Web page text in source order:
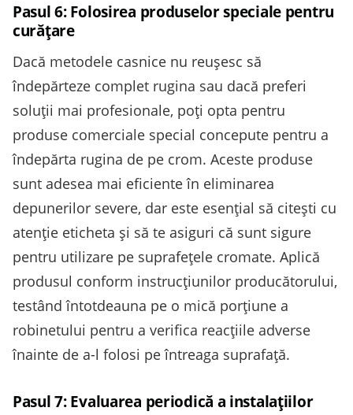
Pasul 6: Folosirea produselor speciale pentru
curățare
Dacă metodele casnice nu reușesc să
îndepărteze complet rugina sau dacă preferi
soluții mai profesionale, poți opta pentru
produse comerciale special concepute pentru a
îndepărta rugina de pe crom. Aceste produse
sunt adesea mai eficiente în eliminarea
depunerilor severe, dar este esențial să citești cu
atenție eticheta și să te asiguri că sunt sigure
pentru utilizare pe suprafețele cromate. Aplică
produsul conform instrucțiunilor producătorului,
testând întotdeauna pe o mică porțiune a
robinetului pentru a verifica reacțiile adverse
înainte de a-l folosi pe întreaga suprafață.
Pasul 7: Evaluarea periodică a instalațiilor